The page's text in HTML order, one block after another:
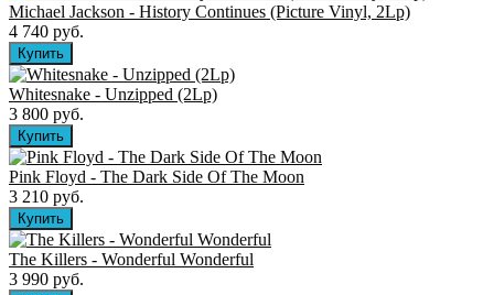
Michael Jackson - History Continues (Picture Vinyl, 2Lp)
4 740 руб.
Whitesnake - Unzipped (2Lp)
3 800 руб.
Pink Floyd - The Dark Side Of The Moon
3 210 руб.
The Killers ‎- Wonderful Wonderful
3 990 руб.